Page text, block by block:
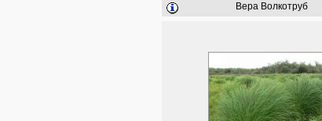
Вера Волкотруб